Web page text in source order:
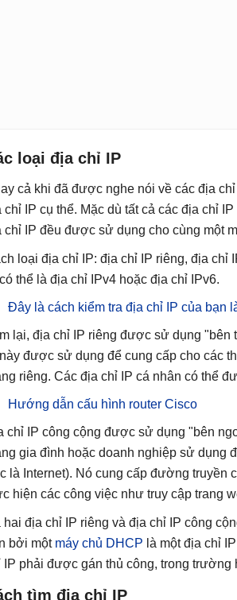
loại địa chỉ IP
cả khi đã được nghe nói về các địa
chỉ IP cụ thể. Mặc dù tất cả các địa chỉ
chỉ IP đều được sử dụng cho cùng một
loại địa chỉ IP: địa chỉ IP riêng, địa chỉ
thể là địa chỉ IPv4 hoặc địa chỉ IPv6.
Đây là cách kiểm tra địa chỉ IP của bạn
lại, địa chỉ IP riêng được sử dụng "bên
được sử dụng để cung cấp cho các
riêng. Các địa chỉ IP cá nhân có thể
Hướng dẫn cấu hình router Cisco
chỉ IP công cộng được sử dụng "bên
gia đình hoặc doanh nghiệp sử dụng
là Internet). Nó cung cấp đường truyền
hiện các công việc như truy cập trang
hai địa chỉ IP riêng và địa chỉ IP công
bởi một máy chủ DHCP là một địa chỉ
IP phải được gán thủ công, trong
tìm địa chỉ IP